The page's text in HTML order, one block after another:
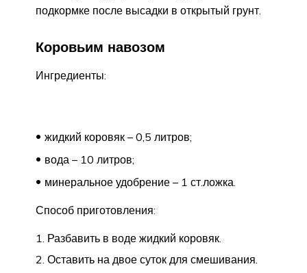
подкормке после высадки в открытый грунт.
Коровьим навозом
Ингредиенты:
жидкий коровяк – 0,5 литров;
вода – 10 литров;
минеральное удобрение – 1 ст.ложка.
Способ приготовления:
Разбавить в воде жидкий коровяк.
Оставить на двое суток для смешивания.